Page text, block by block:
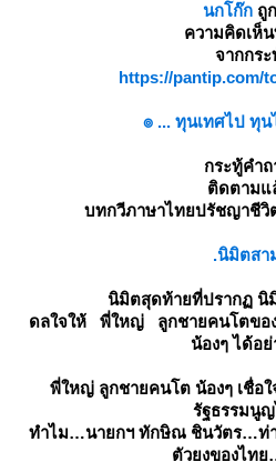
นกโก๊กถู
ความคิดเห็
จากกระ
https://pantip.com/
๏ ... ทุนเทศไป ทุน
กระทู้คำถ
ติดตามแ
บทกวีภาษาไทยปรัชญาชีวิ
.นิมิตสา
นิมิตสุดท้ายที่ปรากฏ นิ
ดลใจให้ พี่ใหญ่ ลูกชายคนโตขอ
น้องๆ ได้อย่
พี่ใหญ่ ลูกชายคนโต น้องๆ เชื่อ
รัฐธรรมนู
ทำไม…นายกฯ ทักษิณ ชินวัตร…
ตัวยงของไท